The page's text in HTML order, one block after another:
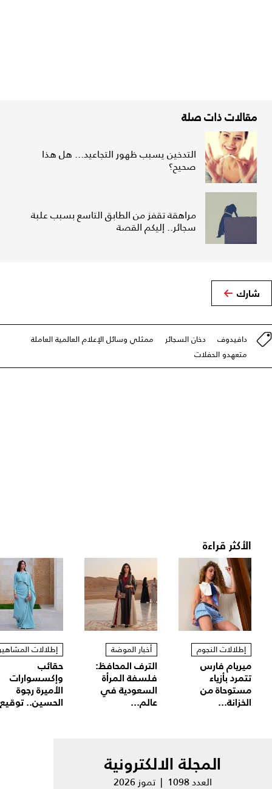
مقالات ذات صلة
التدخين يسبب ظهور التجاعيد... هل هذا
صحيح؟
مراهقة تقفز من الطابق التاسع بسبب علبة
سجائر.. إليكم القصة
شارك
دافيدوف دخان السجائر
ممثلي وسائل الإعلام العالمية العاملة
متعهدو الحفلات
الأكثر قراءة
إطلالات النجوم
ميريام فارس
تتمرد بأزياء
مستوحاة من
الخزانة...
أخبار الموضة
الترف المحافظ:
فلسفة المرأة
السعودية في
عالم...
إطلالات
حقائب
وإكسسوارات
الأميرة رجوة
الحسين..
المجلة الالكترونية
العدد 1098 | تموز 2026